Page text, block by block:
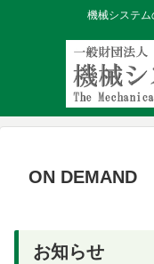
機械システ
ON DEMAND
お知らせ